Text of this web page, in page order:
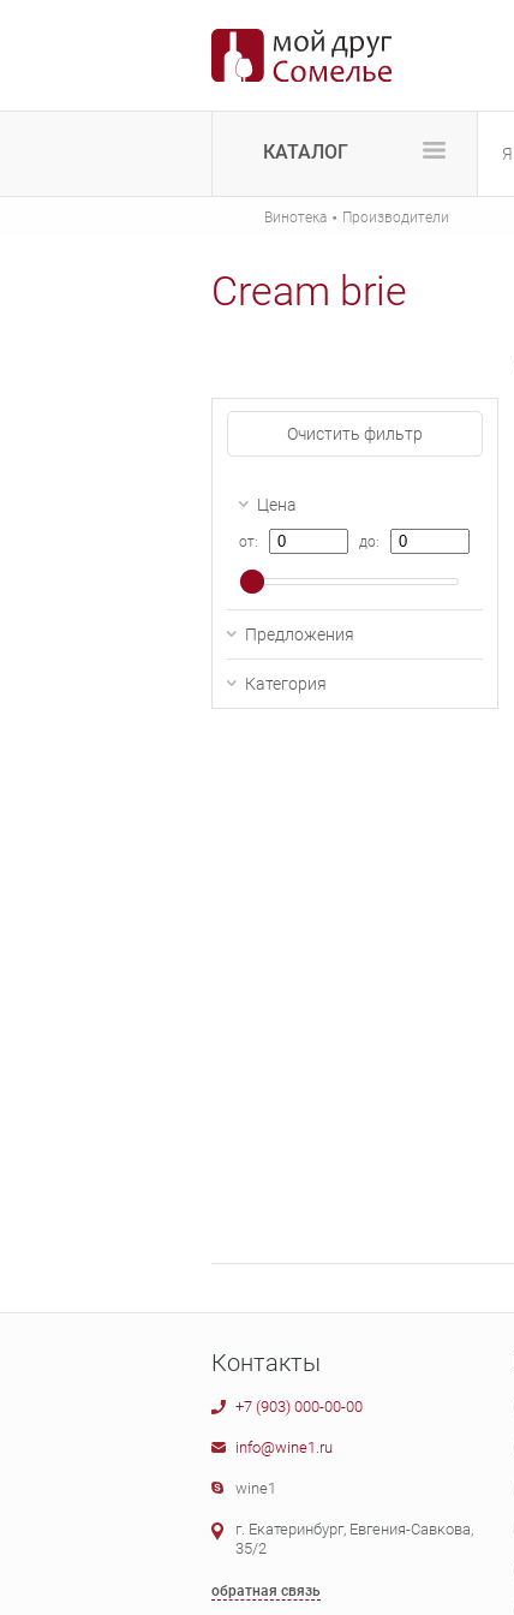
КАТАЛОГ
Винотека · Производители
Cream brie
Очистить фильтр
Цена
от: до:
Предложения
Категория
Контакты
+7 (903) 000-00-00
info@wine1.ru
wine1
г. Екатеринбург, Евгения-Савкова,
35/2
обратная связь